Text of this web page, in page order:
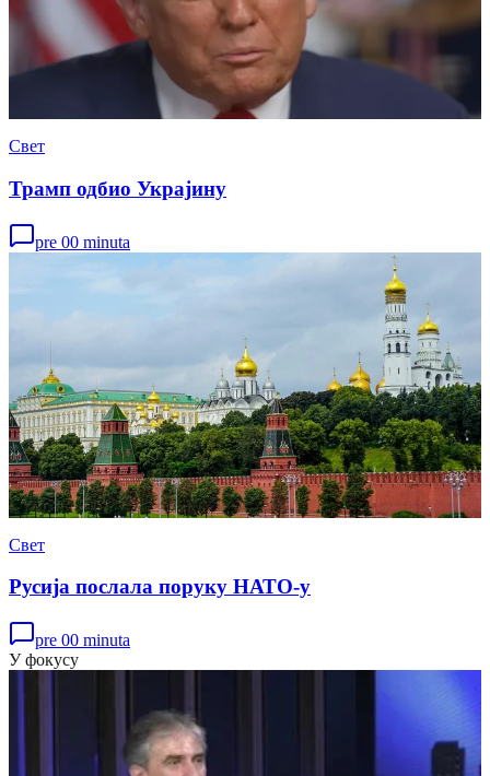
Свет
Трамп одбио Украјину
pre 00 minuta
Свет
Русија послала поруку НАТО-у
pre 00 minuta
У фокусу